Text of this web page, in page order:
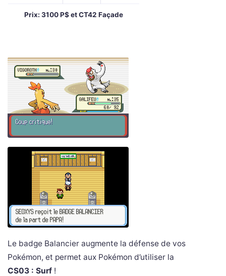
Prix: 3100 P$ et CT42 Façade
Le badge Balancier augmente la défense de vos
Pokémon, et permet aux Pokémon d’utiliser la
CS03 : Surf !